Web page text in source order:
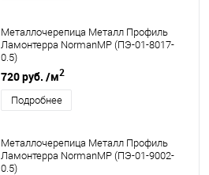
Металлочерепица Металл Профиль
Ламонтерра NormanMP (ПЭ-01-8017-
0.5)
720 руб. /м2
Подробнее
Металлочерепица Металл Профиль
Ламонтерра NormanMP (ПЭ-01-9002-
0.5)